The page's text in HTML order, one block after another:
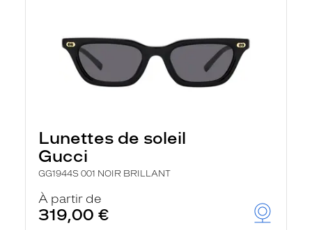
Lunettes de soleil
Gucci
GG1944S 001 NOIR BRILLANT
À partir de
319,00 €